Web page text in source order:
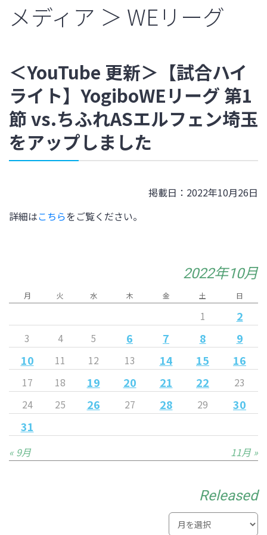
メディア ＞ WEリーグ
＜YouTube 更新＞【試合ハイ
ライト】YogiboWEリーグ 第1
節 vs.ちふれASエルフェン埼玉
をアップしました
掲載日：2022年10月26日
詳細はこちらをご覧ください。
2022年10月
月 火 水 木 金 土 日
1 2
3 4 5 6 7 8
9
10
11 12 13 14 15 16
17 18 19 20 21 22
23
24
25 26 27 28 29
30
31
« 9月 11月 »
Released